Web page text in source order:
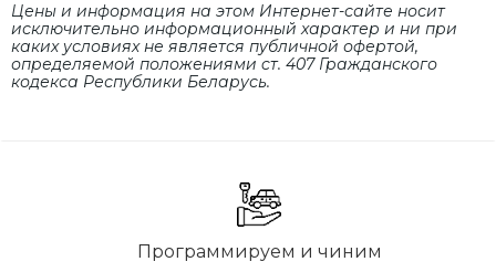
Цены и информация на этом Интернет-сайте носит
исключительно информационный характер и ни при
каких условиях не является публичной офертой,
определяемой положениями cт. 407 Гражданского
кодекса Республики Беларусь.
Программируем и чиним